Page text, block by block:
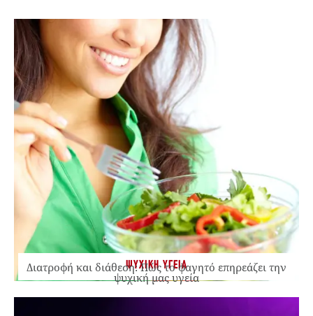
ΨΥΧΙΚΗ ΥΓΕΙΑ
Διατροφή και διάθεση: Πώς το φαγητό επηρεάζει την
ψυχική μας υγεία